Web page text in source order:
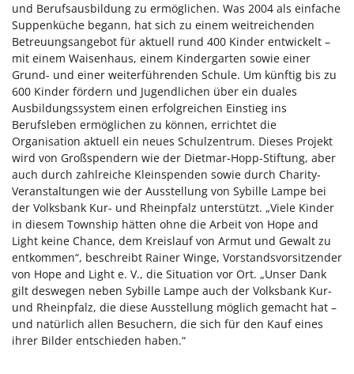
und Berufsausbildung zu ermöglichen. Was 2004 als einfache
Suppenküche begann, hat sich zu einem weitreichenden
Betreuungsangebot für aktuell rund 400 Kinder entwickelt –
mit einem Waisenhaus, einem Kindergarten sowie einer
Grund- und einer weiterführenden Schule. Um künftig bis zu
600 Kinder fördern und Jugendlichen über ein duales
Ausbildungssystem einen erfolgreichen Einstieg ins
Berufsleben ermöglichen zu können, errichtet die
Organisation aktuell ein neues Schulzentrum. Dieses Projekt
wird von Großspendern wie der Dietmar-Hopp-Stiftung, aber
auch durch zahlreiche Kleinspenden sowie durch Charity-
Veranstaltungen wie der Ausstellung von Sybille Lampe bei
der Volksbank Kur- und Rheinpfalz unterstützt. „Viele Kinder
in diesem Township hätten ohne die Arbeit von Hope and
Light keine Chance, dem Kreislauf von Armut und Gewalt zu
entkommen“, beschreibt Rainer Winge, Vorstandsvorsitzender
von Hope and Light e. V., die Situation vor Ort. „Unser Dank
gilt deswegen neben Sybille Lampe auch der Volksbank Kur-
und Rheinpfalz, die diese Ausstellung möglich gemacht hat –
und natürlich allen Besuchern, die sich für den Kauf eines
ihrer Bilder entschieden haben.“